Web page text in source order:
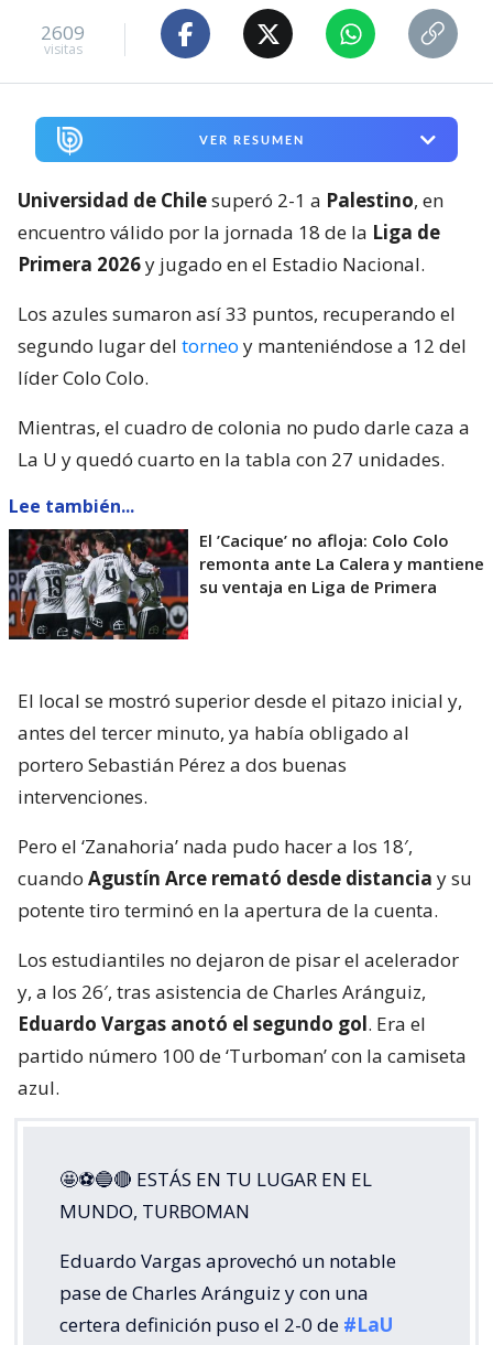
2609
visitas
VER RESUMEN
Universidad de Chilesuperó 2-1 a Palestino, en
encuentro válido por la jornada 18 de la Liga de
Primera 2026y jugado en el Estadio Nacional.
Los azules sumaron así 33 puntos, recuperando el
segundo lugar del torneo y manteniéndose a 12 del
líder Colo Colo.
Mientras, el cuadro de colonia no pudo darle caza a
La U y quedó cuarto en la tabla con 27 unidades.
Lee también...
El ’Cacique’ no afloja: Colo Colo
remonta ante La Calera y mantiene
su ventaja en Liga de Primera
El local se mostró superior desde el pitazo inicial y,
antes del tercer minuto, ya había obligado al
portero Sebastián Pérez a dos buenas
intervenciones.
Pero el ‘Zanahoria’ nada pudo hacer a los 18′,
cuando Agustín Arce remató desde distancia y su
potente tiro terminó en la apertura de la cuenta.
Los estudiantiles no dejaron de pisar el acelerador
y, a los 26′, tras asistencia de Charles Aránguiz,
Eduardo Vargas anotó el segundo gol. Era el
partido número 100 de ‘Turboman’ con la camiseta
azul.
🤩⚽🔵🔴 ESTÁS EN TU LUGAR EN EL
MUNDO, TURBOMAN
Eduardo Vargas aprovechó un notable
pase de Charles Aránguiz y con una
certera definición puso el 2-0 de #LaU